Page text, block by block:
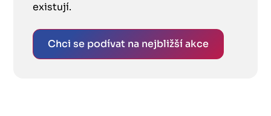
existují.
Chci se podívat na nejbližší akce